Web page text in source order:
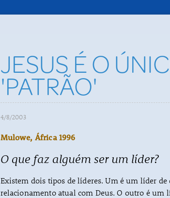
JESUS É O
'PATRÃO'
4/8/2003
Mulowe, África 1996
O que faz alguém ser um líder?
Existem dois tipos de líderes. Um é um líder de
relacionamento atual com Deus. O outro é um